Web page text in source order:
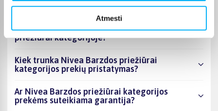
Atmesti
kaina?
Ar BIGBOX.LT galima rasti akcijų Nivea Barzdos
priežiūrai kategorijoje?
Kiek trunka Nivea Barzdos priežiūrai
kategorijos prekių pristatymas?
Ar Nivea Barzdos priežiūrai kategorijos
prekėms suteikiama garantija?